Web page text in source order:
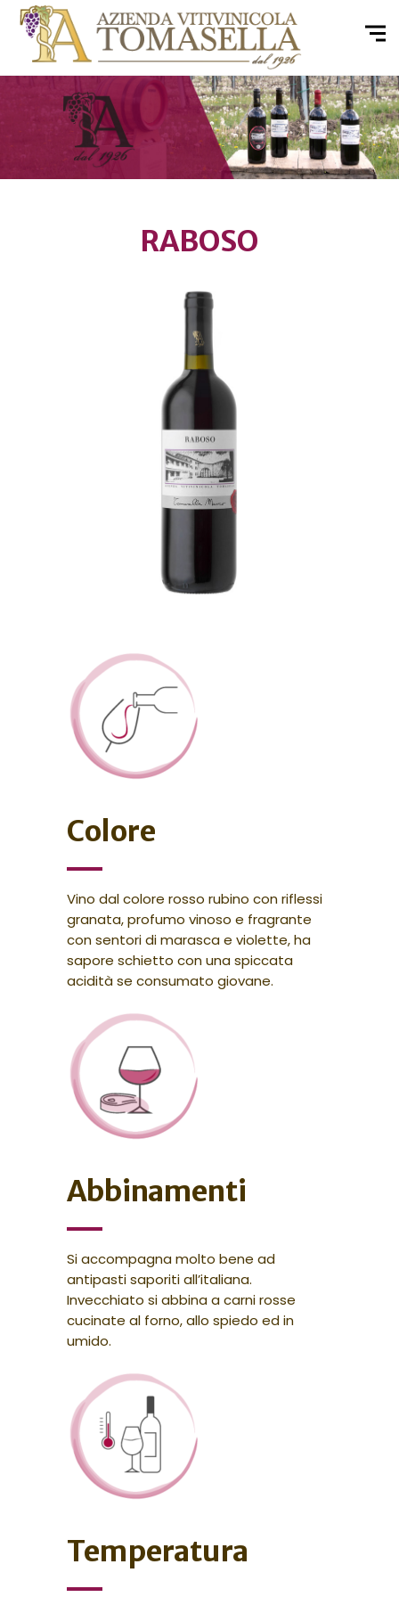
RABOSO
Colore
Vino dal colore rosso rubino con riflessi
granata, profumo vinoso e fragrante
con sentori di marasca e violette, ha
sapore schietto con una spiccata
acidità se consumato giovane.
Abbinamenti
Si accompagna molto bene ad
antipasti saporiti all’italiana.
Invecchiato si abbina a carni rosse
cucinate al forno, allo spiedo ed in
umido.
Temperatura